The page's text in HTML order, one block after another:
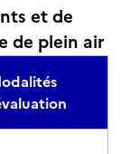
et de
de plein air